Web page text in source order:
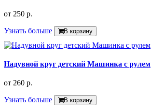
от 250 р.
Узнать больше В корзину
Надувной круг детский Машинка с рулем
от 260 р.
Узнать больше В корзину